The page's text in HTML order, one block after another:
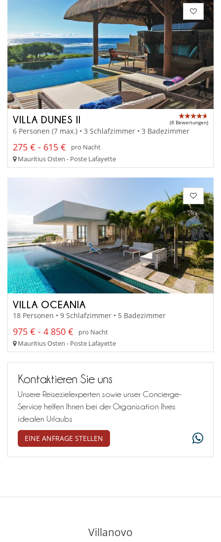
VILLA DUNES II (8 Bewertungen)
6 Personen (7 max.) • 3 Schlafzimmer • 3 Badezimmer
275 € - 615 €
pro Nacht
Mauritius Osten - Poste Lafayette
VILLA OCEANIA
18 Personen • 9 Schlafzimmer • 5 Badezimmer
975 € - 4 850 €
pro Nacht
Mauritius Osten - Poste Lafayette
Kontaktieren Sie uns
Unsere Reisezielexperten sowie unser Concierge-
Service helfen Ihnen bei der Organisation Ihres
idealen Urlaubs
EINE ANFRAGE STELLEN
Villanovo